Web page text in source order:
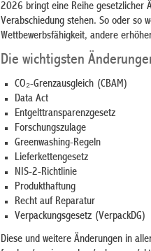
2026 bringt eine Reihe gesetzlicher
Verabschiedung stehen. So oder so
Wettbewerbsfähigkeit, andere
Die wichtigsten
CO₂-Grenzausgleich (CBAM)
Data Act
Entgelttransparenzgesetz
Forschungszulage
Greenwashing-Regeln
Lieferkettengesetz
NIS-2-Richtlinie
Produkthaftung
Recht auf Reparatur
Verpackungsgesetz (VerpackDG)
Diese und weitere Änderungen in